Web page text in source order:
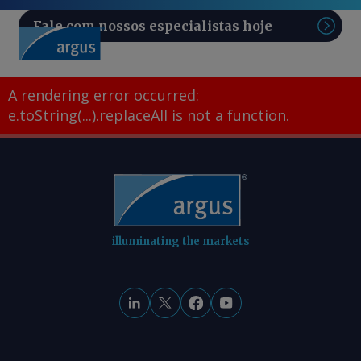
Fale com nossos especialistas hoje
A rendering error occurred:
e.toString(...).replaceAll is not a function.
illuminating the markets